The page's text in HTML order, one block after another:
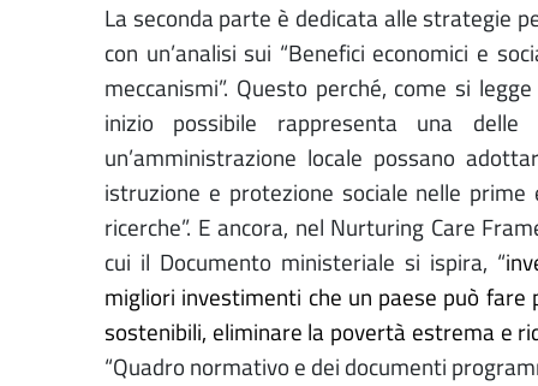
La seconda parte è dedicata alle strategie
con un’analisi sui “Benefici economici e
meccanismi”. Questo perché, come si
inizio possibile rappresenta una
un’amministrazione locale possano
istruzione e protezione sociale nelle
ricerche”. E ancora, nel Nurturing Care
cui il Documento ministeriale si ispira, “
migliori investimenti che un paese può
sostenibili, eliminare la povertà estrema e
“Quadro normativo e dei documenti